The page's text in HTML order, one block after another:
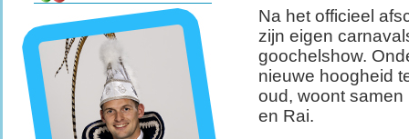
Na het officieel
zijn eigen
goochelshow.
nieuwe hoogheid
oud, woont
en Rai.